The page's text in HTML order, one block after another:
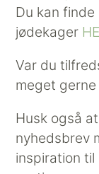
Du kan
jødekager
Var du
meget gerne
Husk også
nyhedsbrev
inspiration til